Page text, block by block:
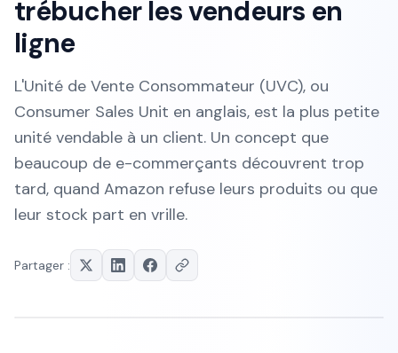
trébucher les vendeurs en
ligne
L'Unité de Vente Consommateur (UVC), ou
Consumer Sales Unit en anglais, est la plus petite
unité vendable à un client. Un concept que
beaucoup de e-commerçants découvrent trop
tard, quand Amazon refuse leurs produits ou que
leur stock part en vrille.
Partager :